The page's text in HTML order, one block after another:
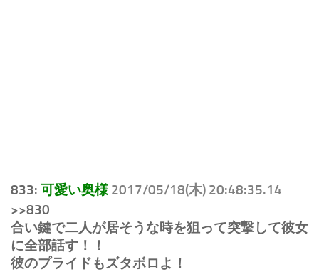
833: 可愛い奥様 2017/05/18(木) 20:48:35.14
>>830
合い鍵で二人が居そうな時を狙って突撃して彼女
に全部話す！！
彼のプライドもズタボロよ！